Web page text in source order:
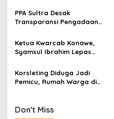
o
Pariwisata Konawe
Dirasionalisasi
PPA Sultra Desak
Transparansi Pengadaan
Konawe, Plt Kadis PK Buka
Penjelasan
Ketua Kwarcab Konawe,
Syamsul Ibrahim Lepas
Korsleting Diduga Jadi
Pemicu, Rumah Warga di
Don't Miss